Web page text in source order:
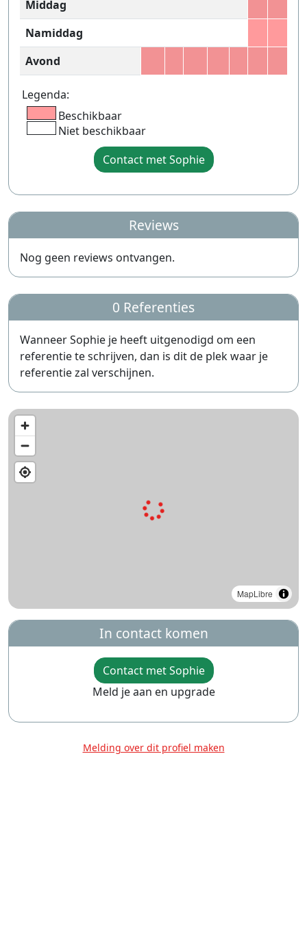
Middag
Namiddag
Avond
Legenda:
Beschikbaar
Niet beschikbaar
Contact met Sophie
Reviews
Nog geen reviews ontvangen.
0 Referenties
Wanneer Sophie je heeft uitgenodigd om een
referentie te schrijven, dan is dit de plek waar je
referentie zal verschijnen.
MapLibre
In contact komen
Contact met Sophie
Meld je aan en upgrade
Melding over dit profiel maken